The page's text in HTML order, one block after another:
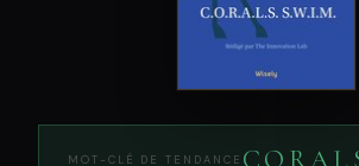
MOT-CLÉ DE TENDANCE